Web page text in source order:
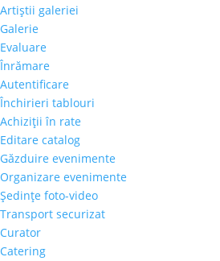
Artiştii galeriei
Galerie
Evaluare
Înrămare
Autentificare
Închirieri tablouri
Achiziţii în rate
Editare catalog
Găzduire evenimente
Organizare evenimente
Şedinţe foto-video
Transport securizat
Curator
Catering
Carpatica
23 octombrie 2018
Galeria Alexandra’s a organizat
nouă gală ROCAT, ce i-a pus față
Gino Ștefan si pe fashion
intr-o intalnire „arbitrata” de
Aqua Carpatica.